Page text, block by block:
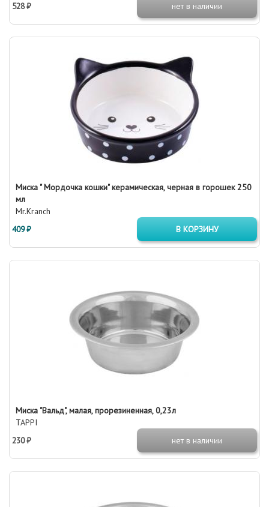
528 ₽
нет в наличии
Миска " Мордочка кошки" керамическая, черная в горошек 250
мл
Mr.Kranch
409 ₽
В КОРЗИНУ
Миска "Вальд", малая, прорезиненная, 0,23л
TAPPI
230 ₽
нет в наличии